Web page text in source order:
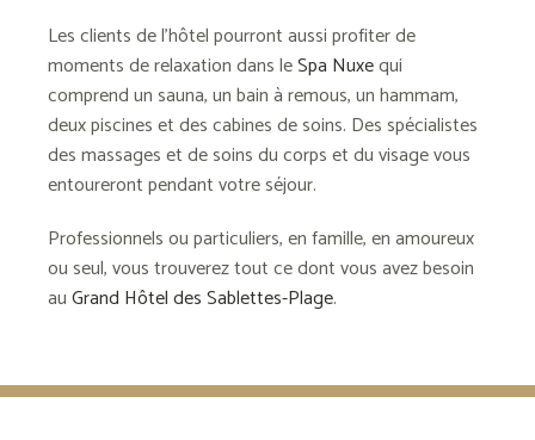
Les clients de l’hôtel pourront aussi profiter de
moments de relaxation dans leSpa Nuxequi
comprend un sauna, un bain à remous, un hammam,
deux piscines et des cabines de soins. Des spécialistes
des massages et de soins du corps et du visage vous
entoureront pendant votre séjour.
Professionnels ou particuliers, en famille, en amoureux
ou seul, vous trouverez tout ce dont vous avez besoin
auGrand Hôtel des Sablettes-Plage.